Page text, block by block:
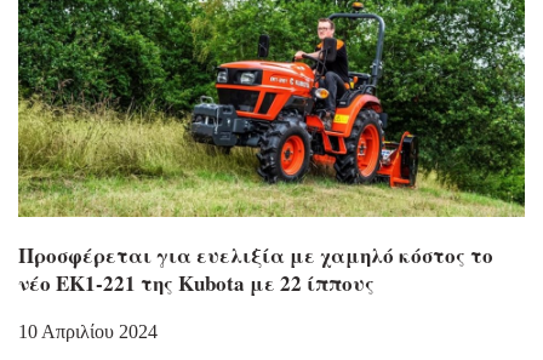
Προσφέρεται για ευελιξία με χαμηλό κόστος το
νέο EK1-221 της Kubota με 22 ίππους
10 Απριλίου 2024